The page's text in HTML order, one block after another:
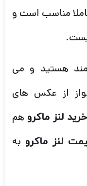
مناسب است و
مند هستید و می
از عکس های
خرید لنز ماکرو هم
لنز ماکرو به